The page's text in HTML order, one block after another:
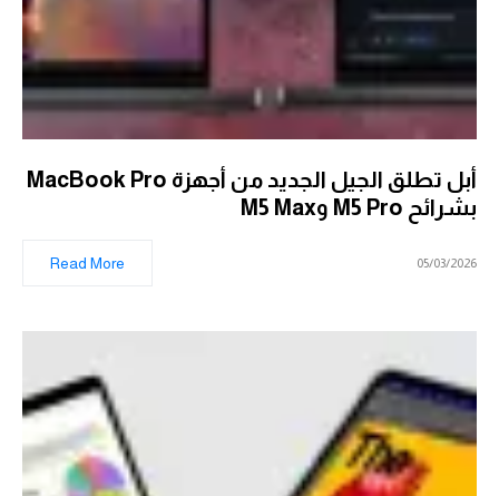
أبل تطلق الجيل الجديد من أجهزة MacBook Pro
بشرائح M5 Pro وM5 Max
05/03/2026
Read More